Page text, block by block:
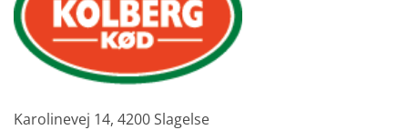
Karolinevej 14, 4200 Slagelse